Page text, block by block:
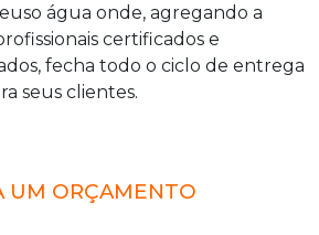
água onde, agregando a
certificados e
fecha todo o ciclo de entrega
seus clientes.
UM ORÇAMENTO